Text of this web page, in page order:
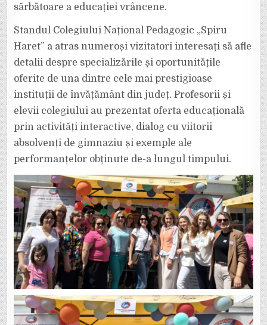
sărbătoare a educației vrâncene.
Standul Colegiului Național Pedagogic „Spiru
Haret” a atras numeroși vizitatori interesați să afle
detalii despre specializările și oportunitățile
oferite de una dintre cele mai prestigioase
instituții de învățământ din județ. Profesorii și
elevii colegiului au prezentat oferta educațională
prin activități interactive, dialog cu viitorii
absolvenți de gimnaziu și exemple ale
performanțelor obținute de-a lungul timpului.